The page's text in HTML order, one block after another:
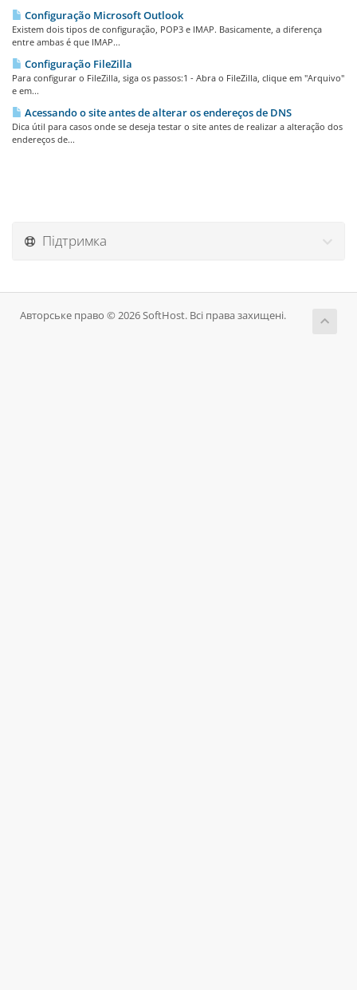
Configuração Microsoft Outlook
Existem dois tipos de configuração, POP3 e IMAP. Basicamente, a diferença
entre ambas é que IMAP...
Configuração FileZilla
Para configurar o FileZilla, siga os passos:1 - Abra o FileZilla, clique em "Arquivo"
e em...
Acessando o site antes de alterar os endereços de DNS
Dica útil para casos onde se deseja testar o site antes de realizar a alteração dos
endereços de...
Підтримка
Авторське право © 2026 SoftHost. Всі права захищені.